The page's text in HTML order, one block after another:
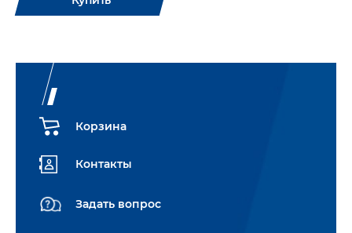
Корзина
Контакты
Задать вопрос